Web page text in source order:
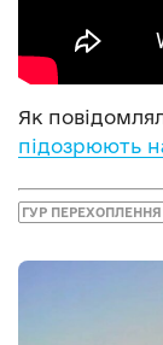
Як
підозрюють
ГУР ПЕРЕХОПЛЕННЯ